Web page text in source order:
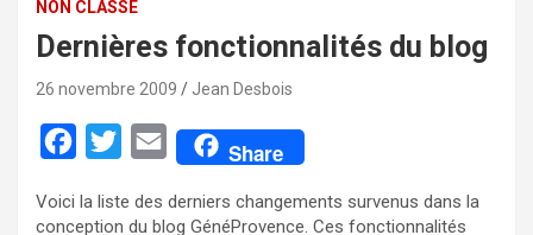
NON CLASSÉ
Dernières fonctionnalités du blog
26 novembre 2009 Jean Desbois
c
i
E
a
Share
Voici la liste des derniers changements survenus dans la
conception du blog GénéProvence. Ces fonctionnalités